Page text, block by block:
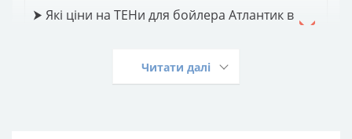
⮞ Які ціни на ТЕНи для бойлера Атлантик в
⮞ Є доставка ТЕНів для бойлерів-
водонагрівачів Atlantic і Round по Україні?
Читати далі